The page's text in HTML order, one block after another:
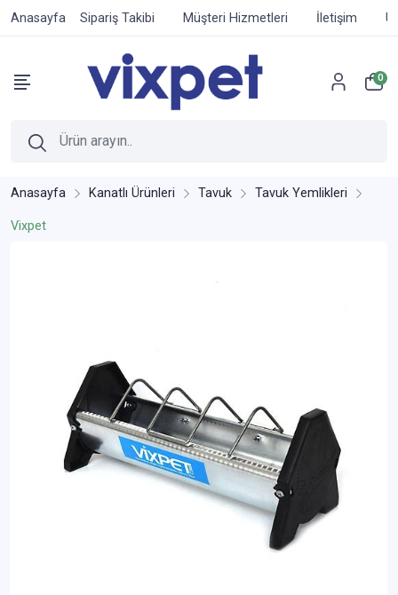
Anasayfa Sipariş Takibi Müşteri Hizmetleri İletişim
0
Anasayfa Kanatlı Ürünleri Tavuk Tavuk Yemlikleri
Vixpet